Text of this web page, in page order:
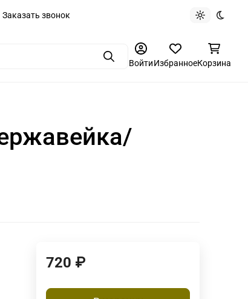
Заказать звонок
Светлая
ПоискВойтиИзбранноеКорзина
720 ₽